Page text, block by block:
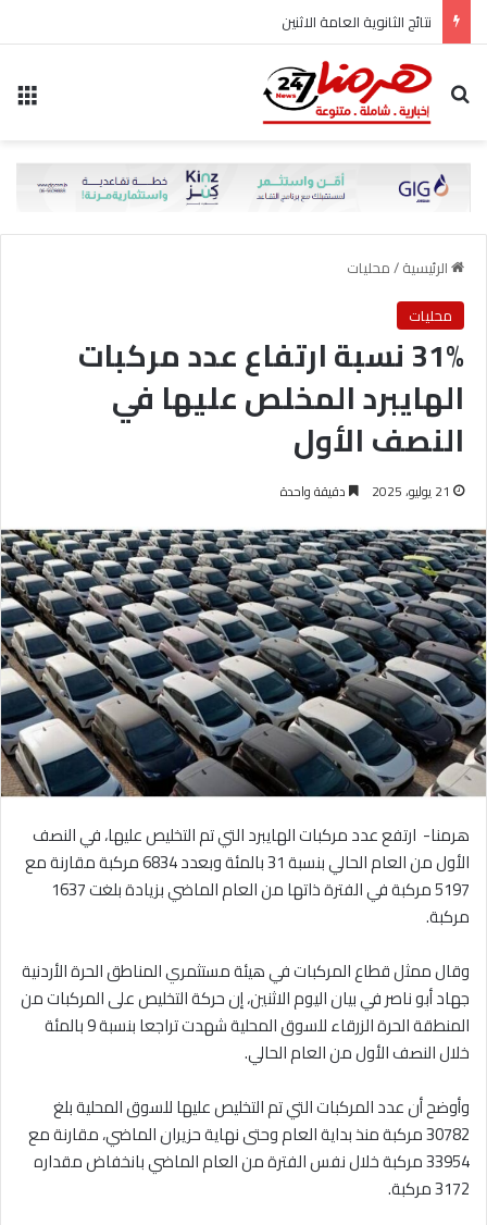
نتائج الثانوية العامة الاثنين
بحث عن
الرئيسية/محليات
محليات
31% نسبة ارتفاع عدد مركبات
الهايبرد المخلص عليها في
النصف الأول
21 يوليو، 2025 دقيقة واحدة
هرمنا- ارتفع عدد مركبات الهايبرد التي تم التخليص عليها، في النصف
الأول من العام الحالي بنسبة 31 بالمئة وبعدد 6834 مركبة مقارنة مع
5197 مركبة في الفترة ذاتها من العام الماضي بزيادة بلغت 1637
مركبة.
وقال ممثل قطاع المركبات في هيئة مستثمري المناطق الحرة الأردنية
جهاد أبو ناصر في بيان اليوم الاثنين، إن حركة التخليص على المركبات من
المنطقة الحرة الزرقاء للسوق المحلية شهدت تراجعا بنسبة 9 بالمئة
خلال النصف الأول من العام الحالي.
وأوضح أن عدد المركبات التي تم التخليص عليها للسوق المحلية بلغ
30782 مركبة منذ بداية العام وحتى نهاية حزيران الماضي، مقارنة مع
33954 مركبة خلال نفس الفترة من العام الماضي بانخفاض مقداره
3172 مركبة.